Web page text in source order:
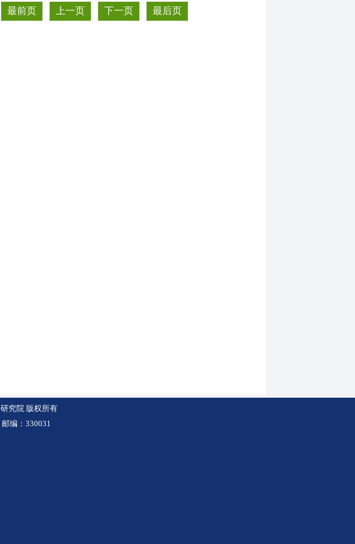
最前页 上一页 下一页 最后页
究院 版权所有
编：330031